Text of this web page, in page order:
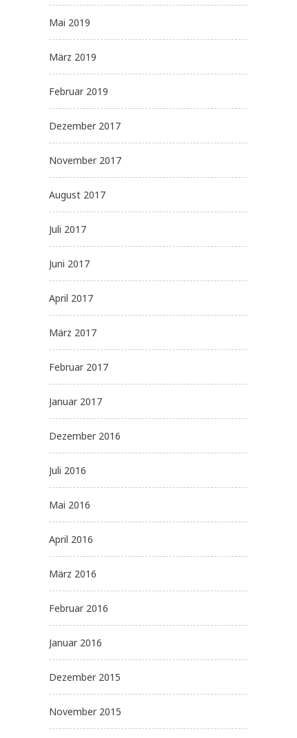
Mai 2019
März 2019
Februar 2019
Dezember 2017
November 2017
August 2017
Juli 2017
Juni 2017
April 2017
März 2017
Februar 2017
Januar 2017
Dezember 2016
Juli 2016
Mai 2016
April 2016
März 2016
Februar 2016
Januar 2016
Dezember 2015
November 2015